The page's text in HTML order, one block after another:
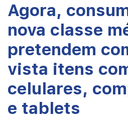
Agora,
nova classe
pretendem
vista itens
celulares,
e tablets